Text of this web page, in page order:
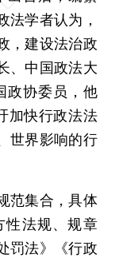
法学者认为，
，建设法治政
、中国政法大
政协委员，他
加快行政法法
世界影响的行
集合，具体
性法规、规章
罚法》《行政